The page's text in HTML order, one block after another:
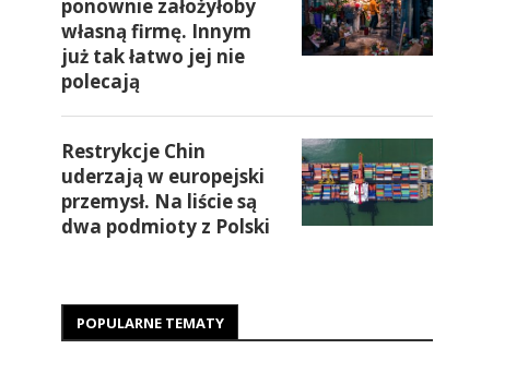
ponownie założyłoby
własną firmę. Innym
już tak łatwo jej nie
polecają
Restrykcje Chin
uderzają w europejski
przemysł. Na liście są
dwa podmioty z Polski
POPULARNE TEMATY